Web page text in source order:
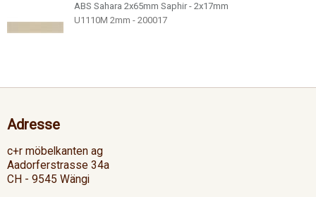
ABS Sahara 2x65mm Saphir - 2x17mm
U1110M 2mm - 200017
Adresse
c+r möbelkanten ag
Aadorferstrasse 34a
CH - 9545 Wängi